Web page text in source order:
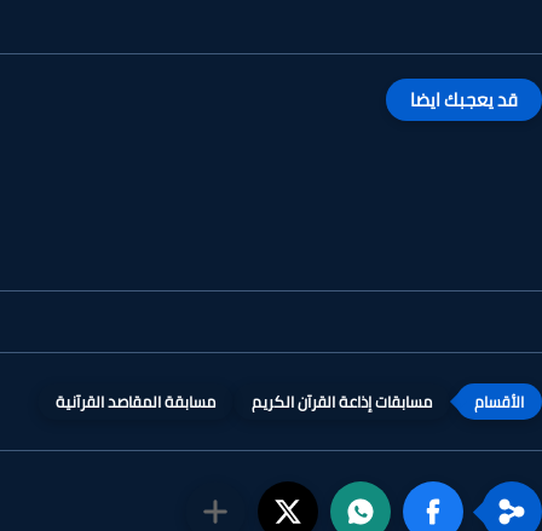
قد يعجبك ايضا
مسابقات إذاعة القرآن الكريم مسابقة المقاصد القرآنية